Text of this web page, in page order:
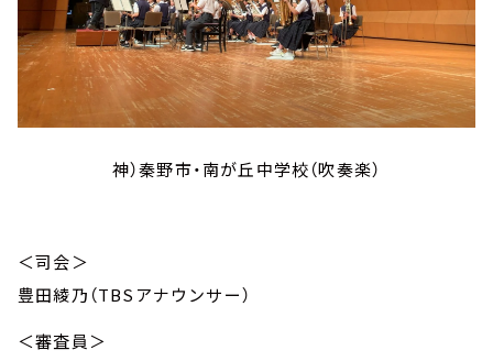
神）秦野市・南が丘中学校（吹奏楽）
＜司会＞
豊田綾乃（TBSアナウンサー）
＜審査員＞